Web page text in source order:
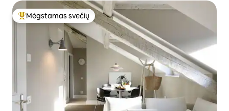
Svečių mėgstamiausias
Mėgstamas svečių